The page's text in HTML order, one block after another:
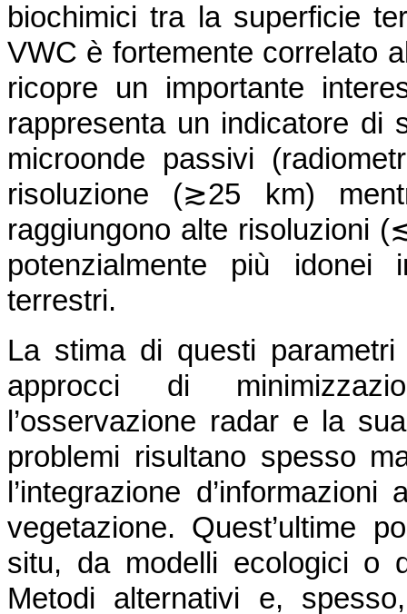
biochimici tra la superficie
VWC è fortemente correlato
ricopre un importante
rappresenta un indicatore di
microonde passivi
risoluzione (≳25 km)
raggiungono alte risoluzioni
potenzialmente più idonei
terrestri.
La stima di questi
approcci di
l’osservazione radar e la
problemi risultano spesso
l’integrazione
vegetazione. Quest’ultime
situ, da modelli ecologici o
Metodi alternativi e,